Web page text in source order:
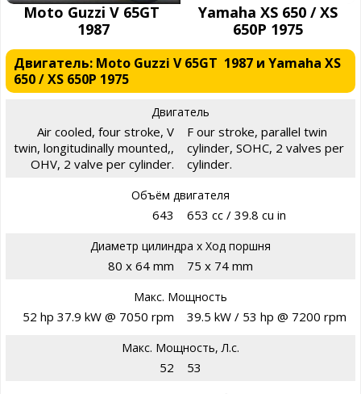
Moto Guzzi V 65GT
1987
Yamaha XS 650 / XS
650P 1975
Двигатель: Moto Guzzi V 65GT 1987 и Yamaha XS
650 / XS 650P 1975
Двигатель
Air cooled, four stroke, V
twin, longitudinally mounted,,
OHV, 2 valve per cylinder.
F our stroke, parallel twin
cylinder, SOHC, 2 valves per
cylinder.
Объём двигателя
643 653 cc / 39.8 cu in
Диаметр цилиндра х Ход поршня
80 x 64 mm 75 x 74 mm
Макс. Мощность
52 hp 37.9 kW @ 7050 rpm 39.5 kW / 53 hp @ 7200 rpm
Макс. Мощность, Л.с.
52 53